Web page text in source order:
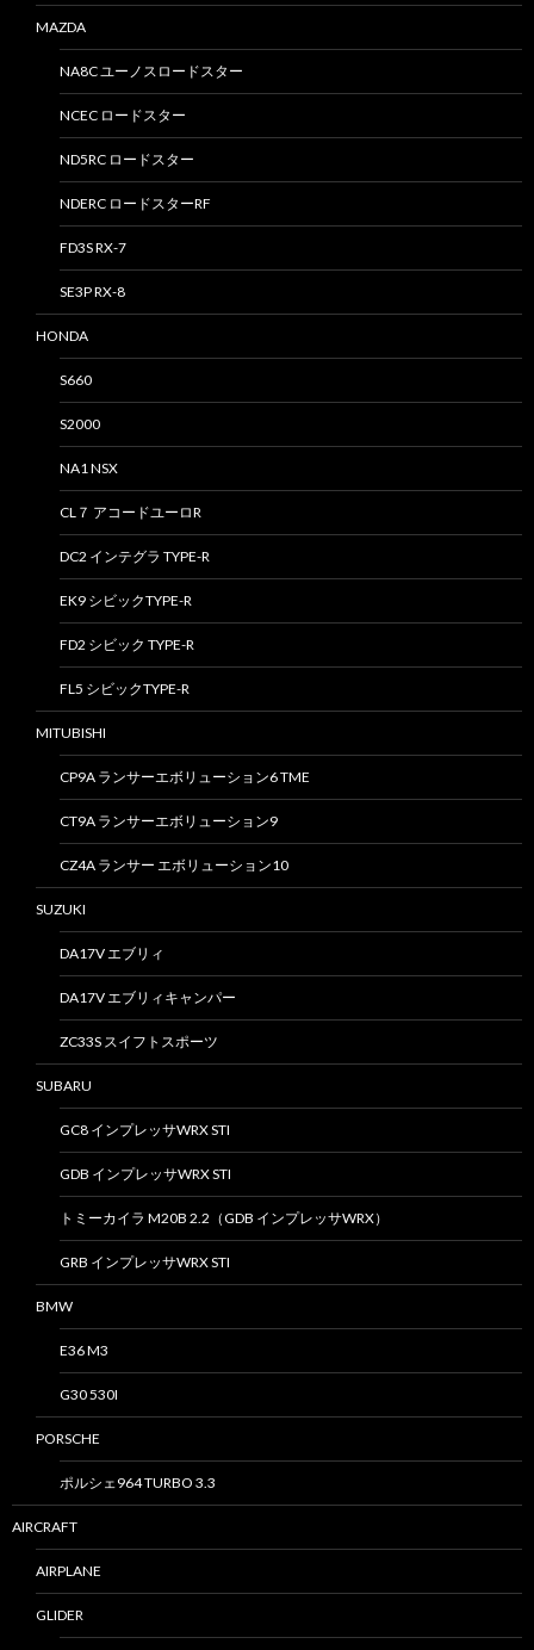
MAZDA
NA8C ユーノスロードスター
NCEC ロードスター
ND5RC ロードスター
NDERC ロードスターRF
FD3S RX-7
SE3P RX-8
HONDA
S660
S2000
NA1 NSX
CL７ アコードユーロR
DC2 インテグラ TYPE-R
EK9 シビックTYPE-R
FD2 シビック TYPE-R
FL5 シビックTYPE-R
MITUBISHI
CP9A ランサーエボリューション6 TME
CT9A ランサーエボリューション9
CZ4A ランサー エボリューション10
SUZUKI
DA17V エブリィ
DA17V エブリィキャンパー
ZC33S スイフトスポーツ
SUBARU
GC8 インプレッサWRX STI
GDB インプレッサWRX STI
トミーカイラ M20B 2.2（GDB インプレッサWRX）
GRB インプレッサWRX STI
BMW
E36 M3
G30 530I
PORSCHE
ポルシェ964 TURBO 3.3
AIRCRAFT
AIRPLANE
GLIDER